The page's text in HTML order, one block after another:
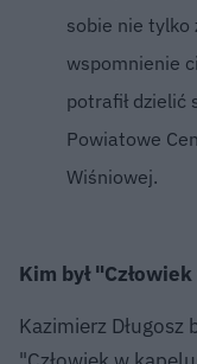
sobie nie tylko
wspomnienie
potrafił dzielić
Powiatowe
Wiśniowej.
Kim był
Kazimierz Długosz